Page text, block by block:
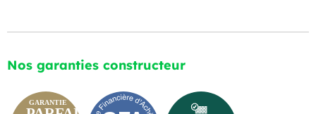
Nos garanties constructeur